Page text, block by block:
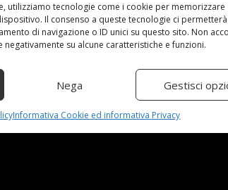
utilizziamo tecnologie come i cookie per memorizzare
Il consenso a queste tecnologie ci
di navigazione o ID unici su questo sito. Non
su alcune caratteristiche e funzioni.
Nega Gestisci
Informativa Cookie ed informativa Privacy